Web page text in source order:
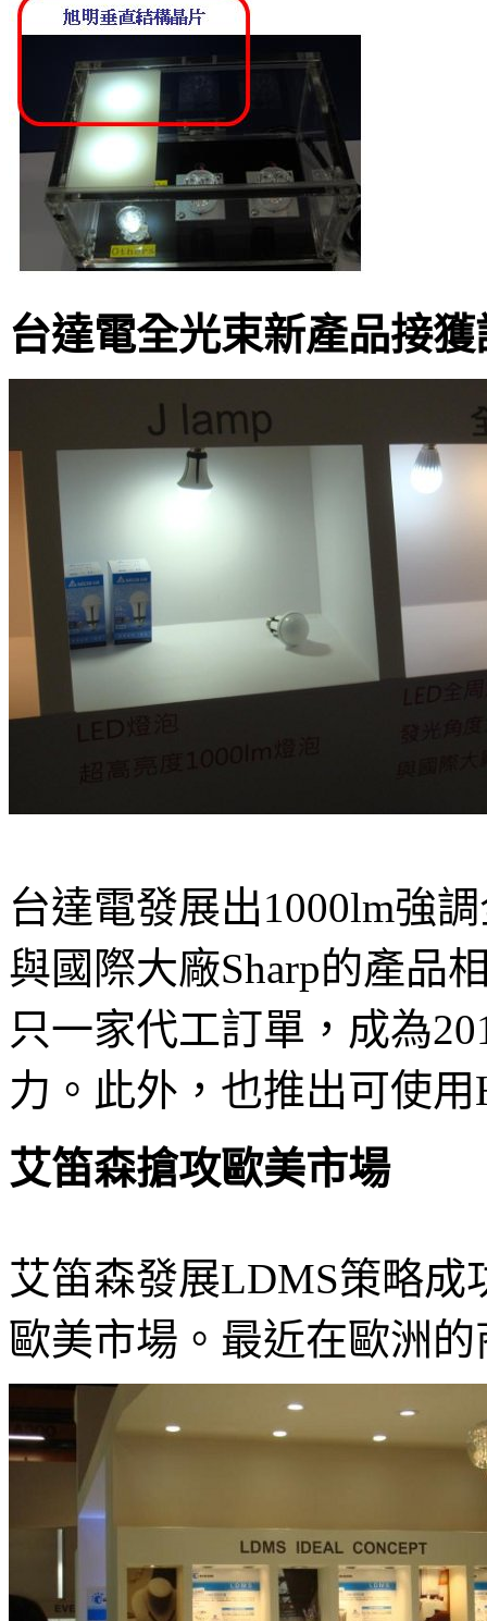
台達電全光束新產品接獲
台達電發展出1000lm強
與國際大廠Sharp的產品
只一家代工訂單，成為
力。此外，也推出可使
艾笛森搶攻歐美市場
艾笛森發展LDMS策略
歐美市場。最近在歐洲